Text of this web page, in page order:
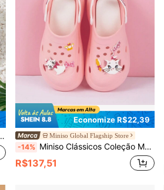
Economize R$22,39
Miniso Global Flagship Store
-14% Miniso Clássicos Coleção Marie Tamancos Rosa Sapatos para Mulheres Tamanho 39-40
R$137,51